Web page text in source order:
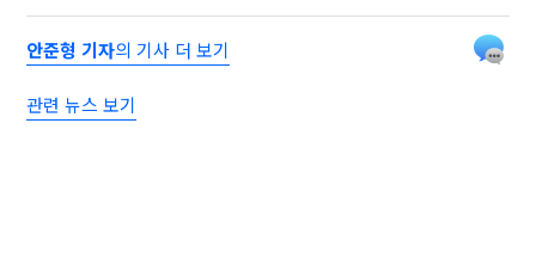
안준형 기자의 기사 더 보기
관련 뉴스 보기